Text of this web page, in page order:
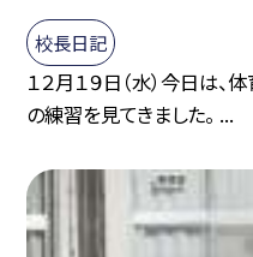
校長日記
１２月１９日（水）今日は
の練習を見てきました。 ...